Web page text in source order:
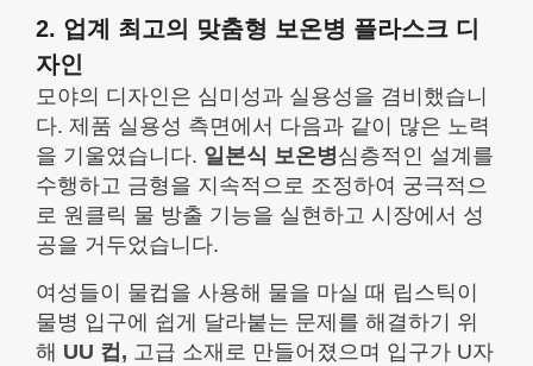
2. 업계 최고의 맞춤형 보온병 플라스크 디
자인
모야의 디자인은 심미성과 실용성을 겸비했습니
다. 제품 실용성 측면에서 다음과 같이 많은 노력
을 기울였습니다. 일본식 보온병심층적인 설계를
수행하고 금형을 지속적으로 조정하여 궁극적으
로 원클릭 물 방출 기능을 실현하고 시장에서 성
공을 거두었습니다.
여성들이 물컵을 사용해 물을 마실 때 립스틱이
물병 입구에 쉽게 달라붙는 문제를 해결하기 위
해 UU 컵 , 고급 소재로 만들어졌으며 입구가 U자